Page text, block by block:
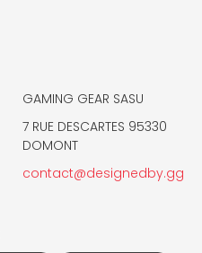
GAMING GEAR SASU
7 RUE DESCARTES 95330
DOMONT
contact@designedby.gg